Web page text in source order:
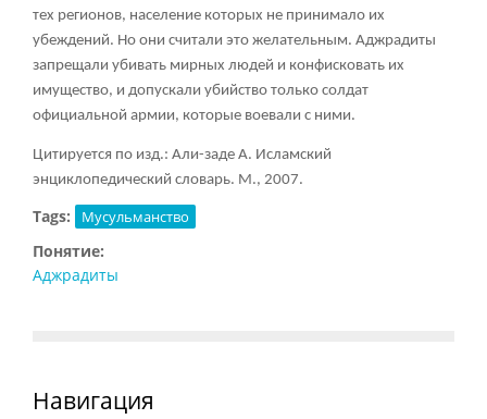
тех регионов, население которых не принимало их
убеждений. Но они считали это желательным. Аджрадиты
запрещали убивать мирных людей и конфисковать их
имущество, и допускали убийство только солдат
официальной армии, которые воевали с ними.
Цитируется по изд.: Али-заде А. Исламский
энциклопедический словарь. М., 2007.
Tags: Мусульманство
Понятие:
Аджрадиты
Навигация